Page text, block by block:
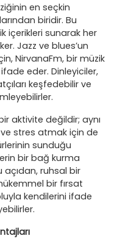
en seçkin
biridir. Bu
içerikleri sunarak her
Jazz ve blues’un
NirvanaFm, bir müzik
eder. Dinleyiciler,
keşfedebilir ve
aktivite değildir; aynı
stres atmak için de
sunduğu
bir bağ kurma
açıdan, ruhsal bir
bir fırsat
kendilerini ifade